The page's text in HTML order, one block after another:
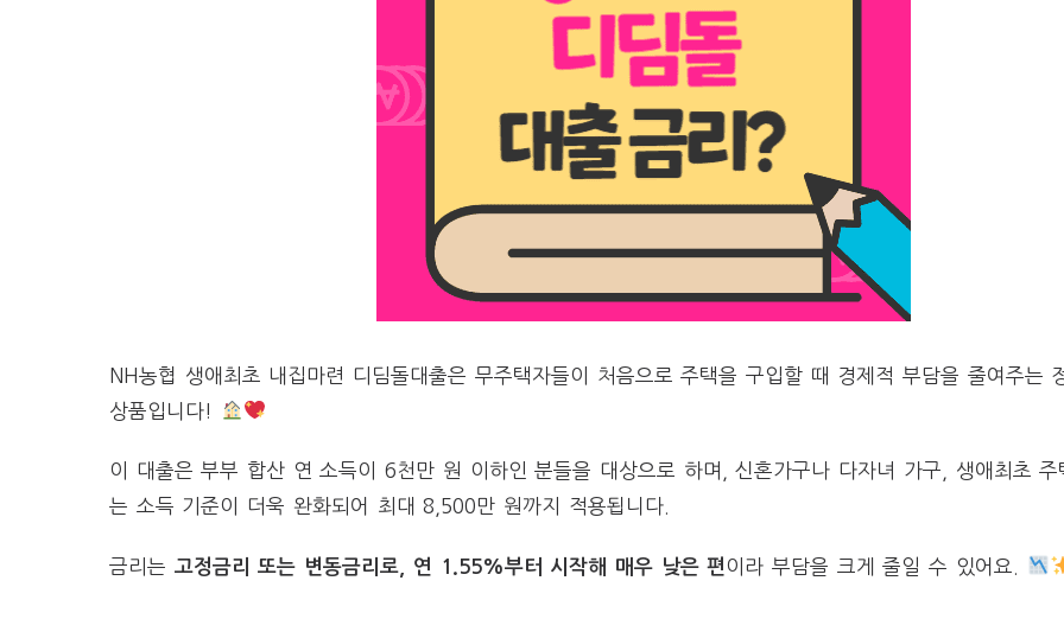
NH농협 생애최초 내집마련 디딤돌대출은 무주택자들이 처음으로 주택을 구입할 때 경제적 부담을 줄여주는
상품입니다!
이 대출은 부부 합산 연 소득이 6천만 원 이하인 분들을 대상으로 하며, 신혼가구나 다자녀 가구, 생애최초 주
는 소득 기준이 더욱 완화되어 최대 8,500만 원까지 적용됩니다.
금리는 고정금리 또는 변동금리로, 연 1.55%부터 시작해 매우 낮은 편이라 부담을 크게 줄일 수 있어요.